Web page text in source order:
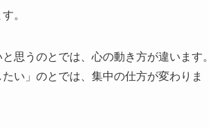
。
思うのとでは、心の動き方が違います。
い」のとでは、集中の仕方が変わりま